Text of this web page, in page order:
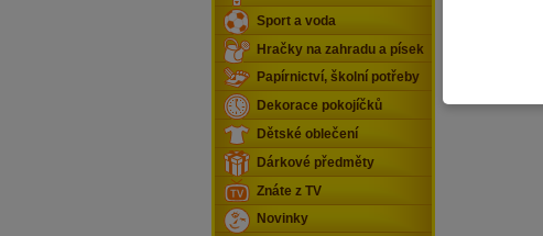
Sport a voda
Hračky na zahradu a písek
Papírnictví, školní potřeby
Dekorace pokojíčků
Dětské oblečení
Dárkové předměty
Znáte z TV
Novinky